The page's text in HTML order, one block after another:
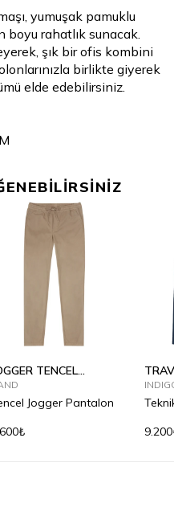
yumuşak pamuklu
boyu rahatlık sunacak.
şık bir ofis kombini
birlikte giyerek
elde edebilirsiniz.
TENCEL
Jogger Pantalon